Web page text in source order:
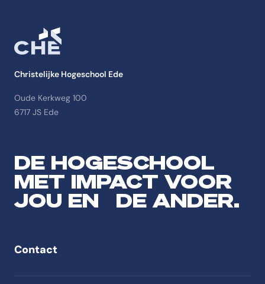
Christelijke Hogeschool Ede
Oude Kerkweg 100
6717 JS Ede
DE HOGESCHOOL
MET IMPACT VOOR
JOU EN DE ANDER.
Contact